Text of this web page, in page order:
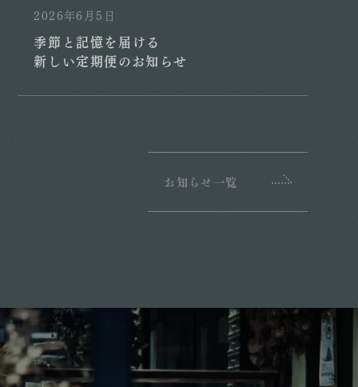
2026年6月5日
季節と記憶を届ける
新しい定期便のお知らせ
お知らせ一覧